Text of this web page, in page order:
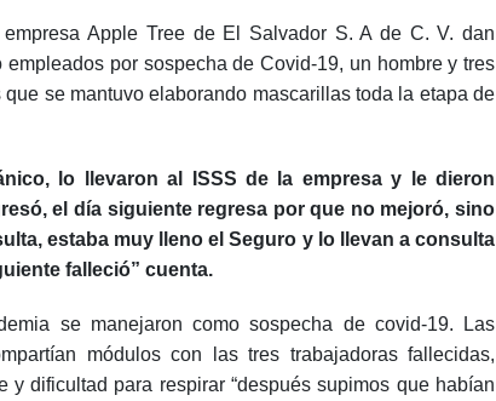
Apple Tree de El Salvador S. A de C. V. dan
por sospecha de Covid-19, un hombre y tres
se mantuvo elaborando mascarillas toda la etapa de
lo llevaron al ISSS de la empresa y le dieron
el día siguiente regresa por que no mejoró, sino
estaba muy lleno el Seguro y lo llevan a consulta
falleció” cuenta.
se manejaron como sospecha de covid-19. Las
módulos con las tres trabajadoras fallecidas,
dificultad para respirar “después supimos que habían